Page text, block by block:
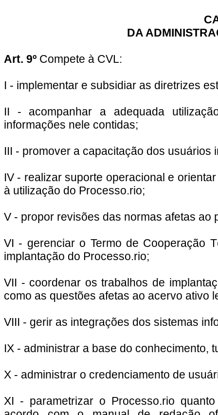
DA
Art. 9º Compete à CVL:
I - implementar e subsidiar as diretrizes
II - acompanhar a adequada
informações nele contidas;
III - promover a capacitação dos usuários
IV - realizar suporte operacional e
à utilização do Processo.rio;
V - propor revisões das normas afetas ao
VI - gerenciar o Termo de Cooperação
implantação do Processo.rio;
VII - coordenar os trabalhos de
como as questões afetas ao acervo ativo
VIII - gerir as integrações dos sistemas
IX - administrar a base do conhecimento,
X - administrar o credenciamento de
XI - parametrizar o Processo.rio